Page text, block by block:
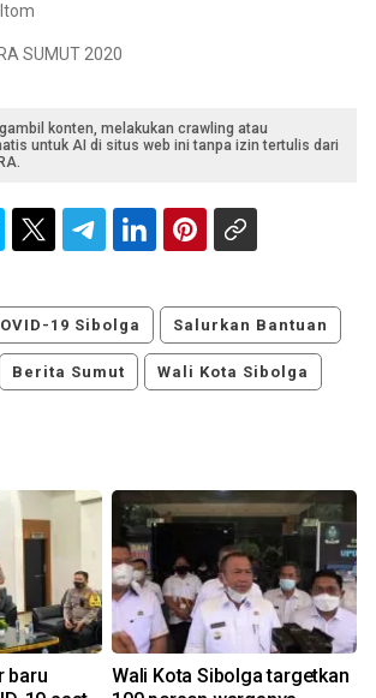
SUMUT 2020
konten, melakukan crawling atau
untuk AI di situs web ini tanpa izin tertulis dari
19 Sibolga Salurkan Bantuan
Berita Sumut Wali Kota Sibolga
baru
Wali Kota Sibolga targetkan